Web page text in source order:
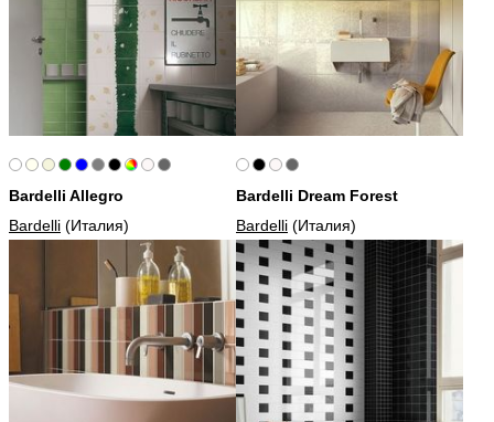
Bardelli Allegro
Bardelli (Италия)
Bardelli Dream Forest
Bardelli (Италия)